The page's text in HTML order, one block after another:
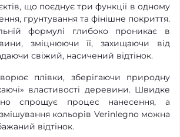
що поєднує три функції в одному
грунтування та фінішне покриття.
формулі глибоко проникає в
зміцнюючи її, захищаючи від
свіжий, насичений відтінок.
плівки, зберігаючи природну
властивості деревини. Швидке
спрощує процес нанесення, а
кольорів Verinlegno можна
відтінок.